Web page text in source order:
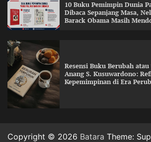
10 Buku Pemimpin Dunia
Dibaca Sepanjang Masa,
Barack Obama Masih
Resensi Buku Berubah
Anang S. Kusuwardono:
Kepemimpinan di Era
Copyright © 2026 Batara Theme: